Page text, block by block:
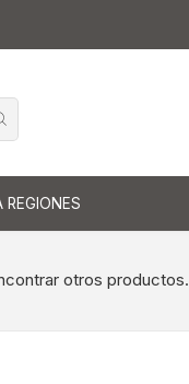
REGIONES
180 cm
otros productos.